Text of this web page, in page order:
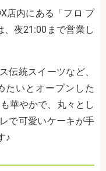
店内にある「フロ プ
、夜21:00まで営業し
伝統スイーツなど、
たいとオープンした
華やかで、丸々とし
で可愛いケーキが手
♪